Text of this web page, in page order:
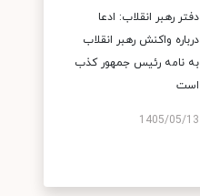
دفتر رهبر انقلاب: ادعا
درباره واکنش رهبر انقلاب
به نامه رئیس جمهور کذب
است
1405/05/13